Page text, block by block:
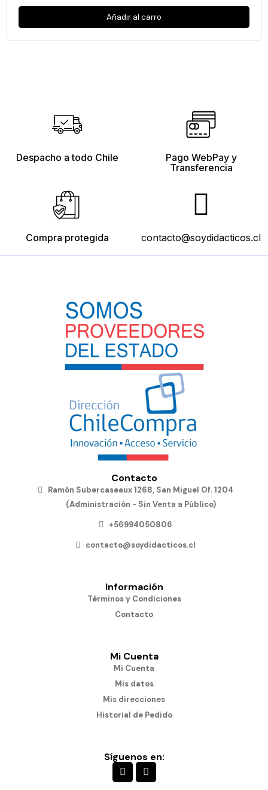
Añadir al carro
Despacho a todo Chile
Pago WebPay y
Transferencia
Compra protegida contacto@soydidacticos.cl
Contacto
Ramón Subercaseaux 1268, San Miguel Of. 1204
(Administración - Sin Venta a Público)
+56994050806
contacto@soydidacticos.cl
Información
Términos y Condiciones
Contacto
Mi Cuenta
Mi Cuenta
Mis datos
Mis direcciones
Historial de Pedido
Síguenos en: